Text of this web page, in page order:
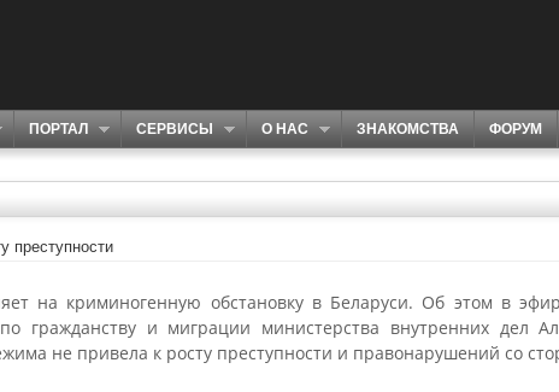
ПОРТАЛ СЕРВИСЫ О НАС ЗНАКОМСТВА ФОРУМ
преступности
на криминогенную обстановку в Беларуси. Об этом в
гражданству и миграции министерства внутренних дел
не привела к росту преступности и правонарушений со